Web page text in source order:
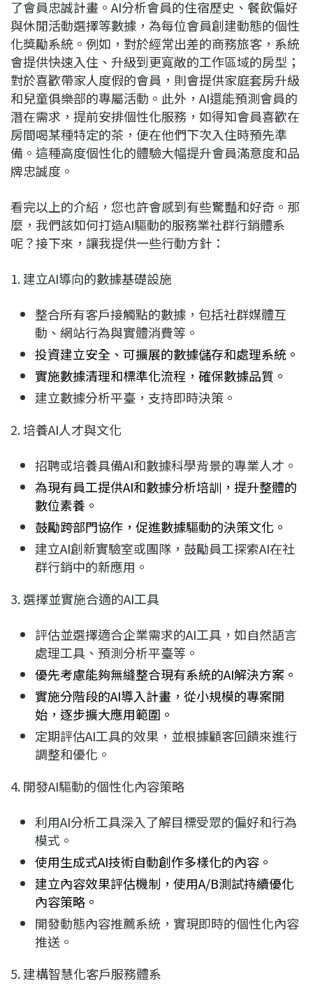
了會員忠誠計畫。AI分析會員的住宿歷史、餐飲偏好
與休閒活動選擇等數據，為每位會員創建動態的個性
化獎勵系統。例如，對於經常出差的商務旅客，系統
會提供快速入住、升級到更寬敞的工作區域的房型；
對於喜歡帶家人度假的會員，則會提供家庭套房升級
和兒童俱樂部的專屬活動。此外，AI還能預測會員的
潛在需求，提前安排個性化服務，如得知會員喜歡在
房間喝某種特定的茶，便在他們下次入住時預先準
備。這種高度個性化的體驗大幅提升會員滿意度和品
牌忠誠度。
看完以上的介紹，您也許會感到有些驚豔和好奇。那
麼，我們該如何打造AI驅動的服務業社群行銷體系
呢？接下來，讓我提供一些行動方針：
1. 建立AI導向的數據基礎設施
整合所有客戶接觸點的數據，包括社群媒體互
動、網站行為與實體消費等。
投資建立安全、可擴展的數據儲存和處理系統。
實施數據清理和標準化流程，確保數據品質。
建立數據分析平臺，支持即時決策。
2. 培養AI人才與文化
招聘或培養具備AI和數據科學背景的專業人才。
為現有員工提供AI和數據分析培訓，提升整體的
數位素養。
鼓勵跨部門協作，促進數據驅動的決策文化。
建立AI創新實驗室或團隊，鼓勵員工探索AI在社
群行銷中的新應用。
3. 選擇並實施合適的AI工具
評估並選擇適合企業需求的AI工具，如自然語言
處理工具、預測分析平臺等。
優先考慮能夠無縫整合現有系統的AI解決方案。
實施分階段的AI導入計畫，從小規模的專案開
始，逐步擴大應用範圍。
定期評估AI工具的效果，並根據顧客回饋來進行
調整和優化。
4. 開發AI驅動的個性化內容策略
利用AI分析工具深入了解目標受眾的偏好和行為
模式。
使用生成式AI技術自動創作多樣化的內容。
建立內容效果評估機制，使用A/B測試持續優化
內容策略。
開發動態內容推薦系統，實現即時的個性化內容
推送。
5. 建構智慧化客戶服務體系